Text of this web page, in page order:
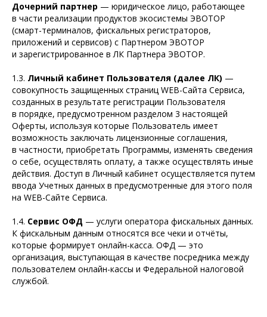
Дочерний партнер — юридическое лицо, работающее
в части реализации продуктов экосистемы ЭВОТОР
(смарт-терминалов, фискальных регистраторов,
приложений и сервисов) с Партнером ЭВОТОР
и зарегистрированное в ЛК Партнера ЭВОТОР.
1.3. Личный кабинет Пользователя (далее ЛК) —
совокупность защищенных страниц WEB-Сайта Сервиса,
созданных в результате регистрации Пользователя
в порядке, предусмотренном разделом 3 настоящей
Оферты, используя которые Пользователь имеет
возможность заключать лицензионные соглашения,
в частности, приобретать Программы, изменять сведения
о себе, осуществлять оплату, а также осуществлять иные
действия. Доступ в Личный кабинет осуществляется путем
ввода Учетных данных в предусмотренные для этого поля
на WEB-Сайте Сервиса.
1.4. Сервис ОФД — услуги оператора фискальных данных.
К фискальным данным относятся все чеки и отчёты,
которые формирует онлайн-касса. ОФД — это
организация, выступающая в качестве посредника между
пользователем онлайн-кассы и Федеральной налоговой
службой.